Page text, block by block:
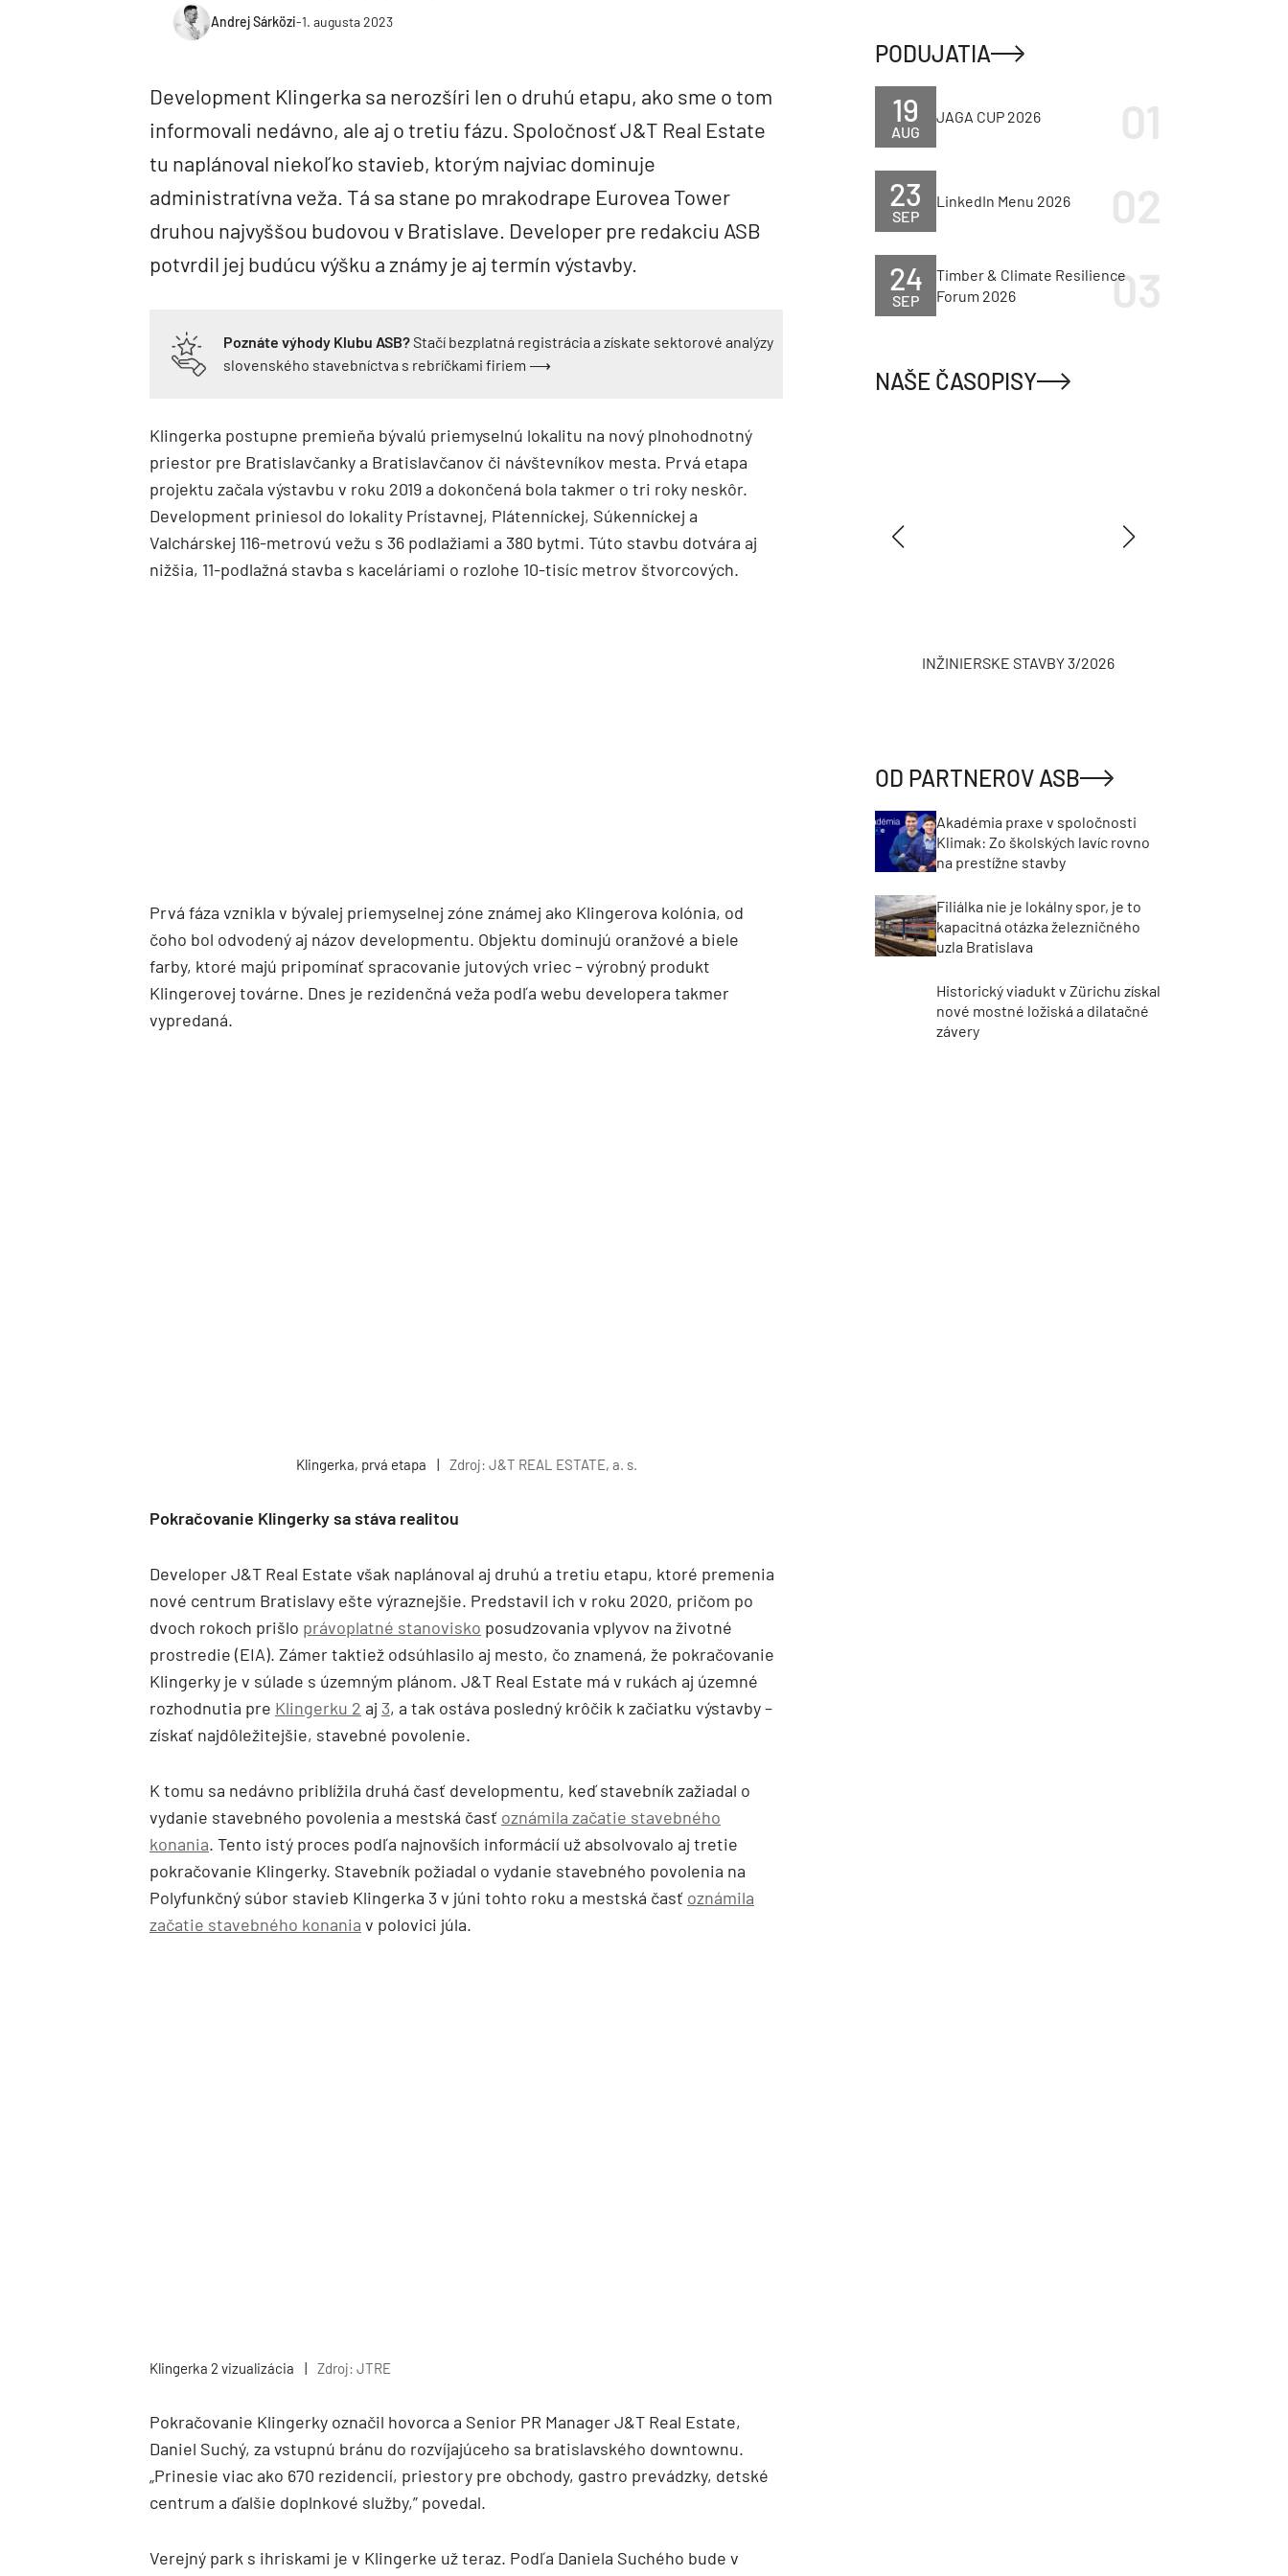
Andrej Sárközi-1. augusta 2023
Development Klingerka sa nerozšíri len o druhú etapu, ako sme o tom
informovali nedávno, ale aj o tretiu fázu. Spoločnosť J&T Real Estate
tu naplánoval niekoľko stavieb, ktorým najviac dominuje
administratívna veža. Tá sa stane po mrakodrape Eurovea Tower
druhou najvyššou budovou v Bratislave. Developer pre redakciu ASB
potvrdil jej budúcu výšku a známy je aj termín výstavby.
Poznáte výhody Klubu ASB?Stačí bezplatná registrácia a získate sektorové analýzy
slovenského stavebníctva s rebríčkami firiem ⟶
Klingerka postupne premieňa bývalú priemyselnú lokalitu na nový plnohodnotný
priestor pre Bratislavčanky a Bratislavčanov či návštevníkov mesta. Prvá etapa
projektu začala výstavbu v roku 2019 a dokončená bola takmer o tri roky neskôr.
Development priniesol do lokality Prístavnej, Plátenníckej, Súkenníckej a
Valchárskej 116-metrovú vežu s 36 podlažiami a 380 bytmi. Túto stavbu dotvára aj
nižšia, 11-podlažná stavba s kaceláriami o rozlohe 10-tisíc metrov štvorcových.
Prvá fáza vznikla v bývalej priemyselnej zóne známej ako Klingerova kolónia, od
čoho bol odvodený aj názov developmentu. Objektu dominujú oranžové a biele
farby, ktoré majú pripomínať spracovanie jutových vriec – výrobný produkt
Klingerovej továrne. Dnes je rezidenčná veža podľa webu developera takmer
vypredaná.
Klingerka, prvá etapa | Zdroj: J&T REAL ESTATE, a. s.
Pokračovanie Klingerky sa stáva realitou
Developer J&T Real Estate však naplánoval aj druhú a tretiu etapu, ktoré premenia
nové centrum Bratislavy ešte výraznejšie. Predstavil ich v roku 2020, pričom po
dvoch rokoch prišlo právoplatné stanovisko posudzovania vplyvov na životné
prostredie (EIA). Zámer taktiež odsúhlasilo aj mesto, čo znamená, že pokračovanie
Klingerky je v súlade s územným plánom. J&T Real Estate má v rukách aj územné
rozhodnutia pre Klingerku 2 aj 3, a tak ostáva posledný krôčik k začiatku výstavby –
získať najdôležitejšie, stavebné povolenie.
K tomu sa nedávno priblížila druhá časť developmentu, keď stavebník zažiadal o
vydanie stavebného povolenia a mestská časť oznámila začatie stavebného
konania. Tento istý proces podľa najnovších informácií už absolvovalo aj tretie
pokračovanie Klingerky. Stavebník požiadal o vydanie stavebného povolenia na
Polyfunkčný súbor stavieb Klingerka 3 v júni tohto roku a mestská časť oznámila
začatie stavebného konania v polovici júla.
Klingerka 2 vizualizácia | Zdroj: JTRE
Pokračovanie Klingerky označil hovorca a Senior PR Manager J&T Real Estate,
Daniel Suchý, za vstupnú bránu do rozvíjajúceho sa bratislavského downtownu.
„Prinesie viac ako 670 rezidencií, priestory pre obchody, gastro prevádzky, detské
centrum a ďalšie doplnkové služby,” povedal.
Verejný park s ihriskami je v Klingerke už teraz. Podľa Daniela Suchého bude v
PODUJATIA
AUG
19 JAGA CUP 2026
SEP
23 LinkedIn Menu 2026
SEP
24
Timber & Climate Resilience
Forum 2026
NAŠE ČASOPISY
INŽINIERSKE STAVBY 3/2026
OD PARTNEROV ASB
Akadémia praxe v spoločnosti
Klimak: Zo školských lavíc rovno
na prestížne stavby
Filiálka nie je lokálny spor, je to
kapacitná otázka železničného
uzla Bratislava
Historický viadukt v Zürichu získal
nové mostné ložiská a dilatačné
závery